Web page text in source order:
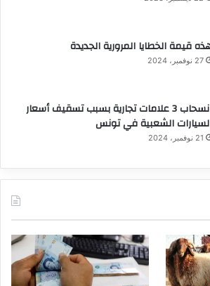
قيمة الخطايا المرورية الجديدة
27 نوفمبر، 2024
انسحاب 3 علامات تجارية بسبب تسقيف أسعار
الشعبية في تونس
21 نوفمبر، 2024